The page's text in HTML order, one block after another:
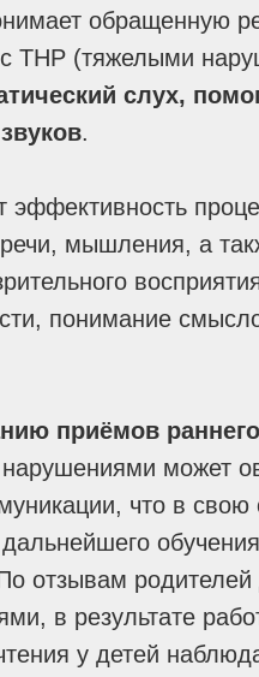
обращенную
ТНР (тяжелыми
слух,
.
эффективность
мышления, а
понимание
приёмов
может
что в свою
отзывам родителей
в результате
у детей